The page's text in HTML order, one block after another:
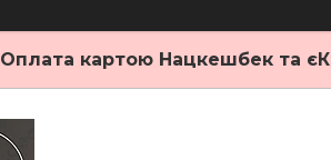
Оплата картою Нацкешбек та